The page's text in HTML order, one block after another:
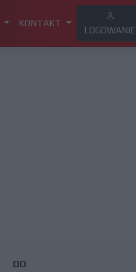
KONTAKT
LOGOWANIE
DO